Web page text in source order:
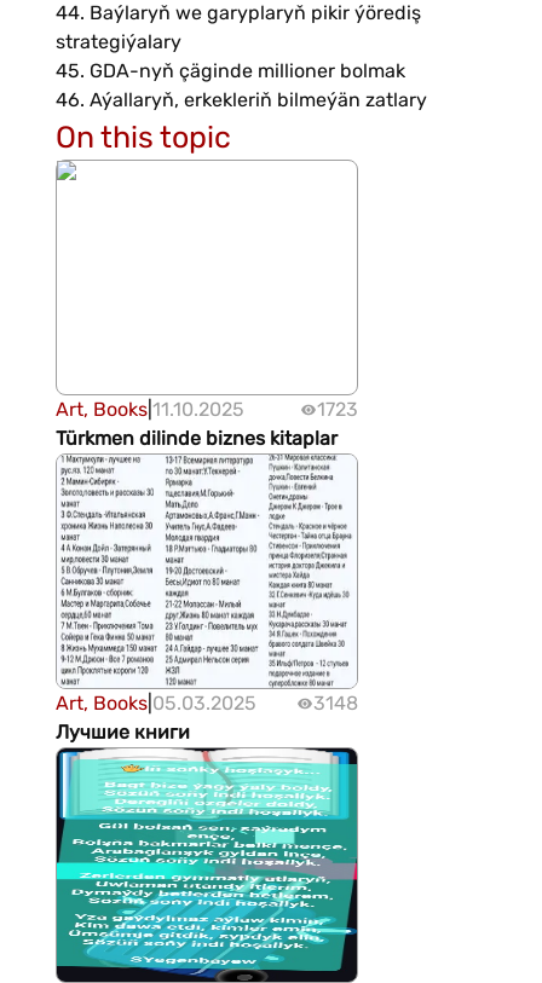
44. Baýlaryň we garyplaryň pikir ýörediş
strategiýalary
45. GDA-nyň çäginde millioner bolmak
46. Aýallaryň, erkekleriň bilmeýän zatlary
On this topic
Art, Books| 11.10.2025
1723
Türkmen dilinde biznes kitaplar
Art, Books| 05.03.2025
3148
Лучшие книги